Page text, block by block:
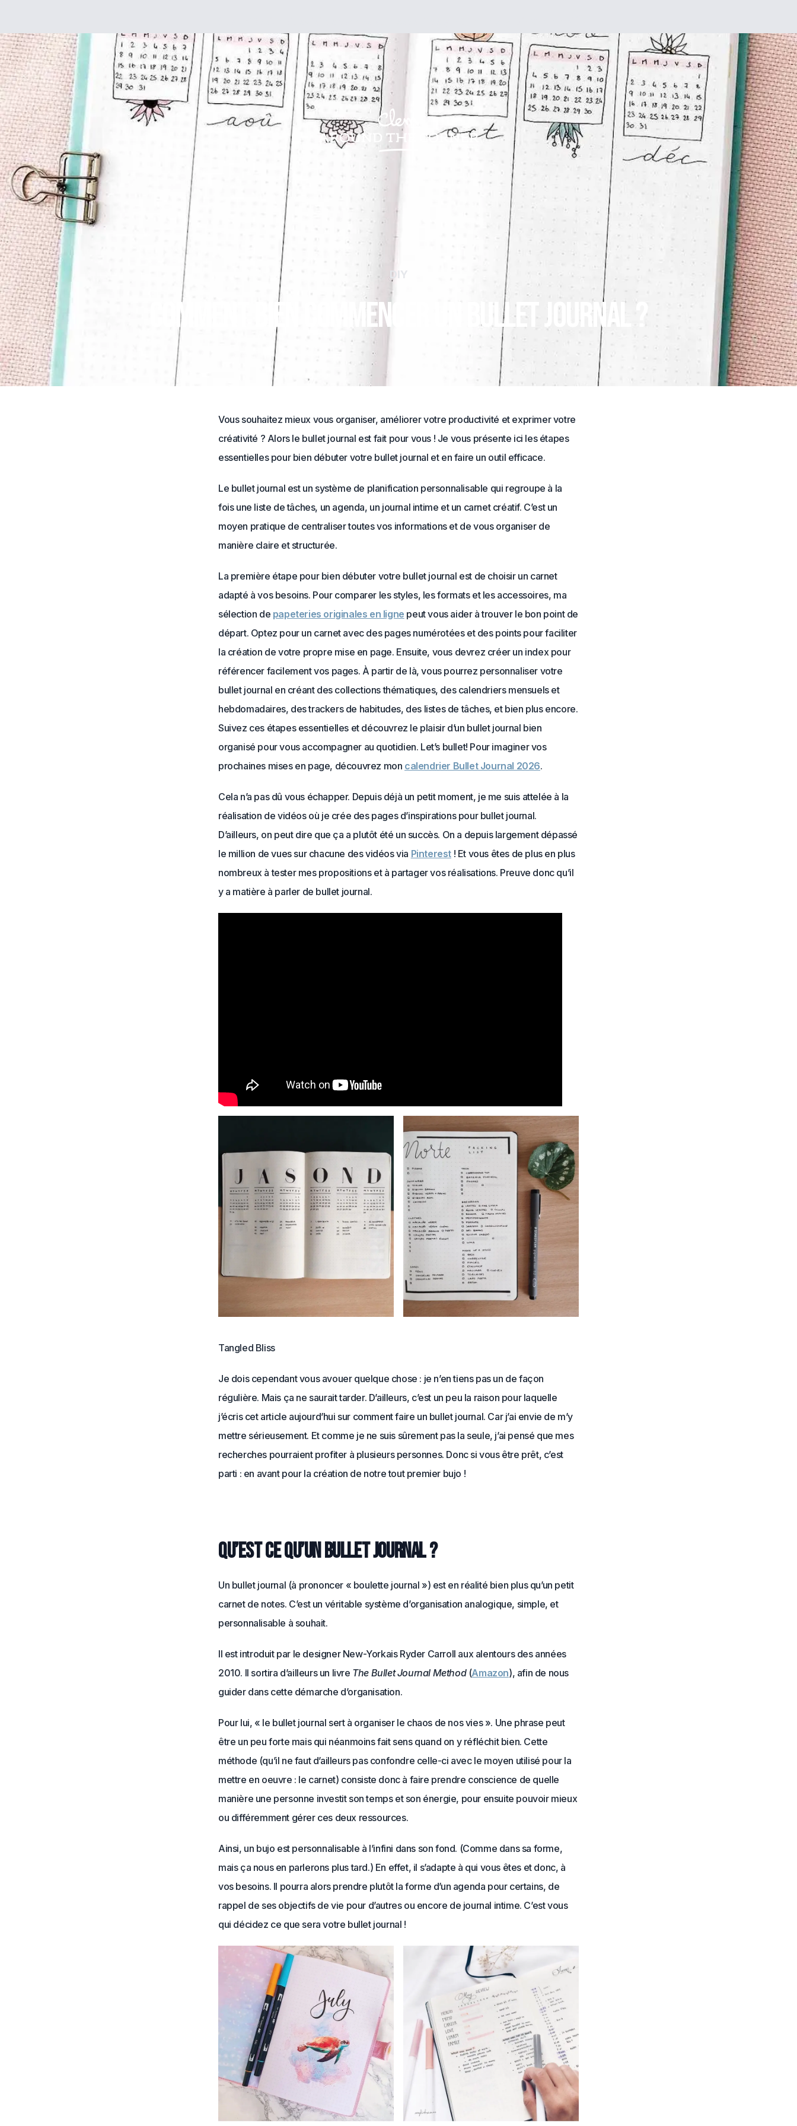
DIY
Comment bien commencer un bullet journal ?
Vous souhaitez mieux vous organiser, améliorer votre productivité et exprimer votre
créativité ? Alors le bullet journal est fait pour vous ! Je vous présente ici les étapes
essentielles pour bien débuter votre bullet journal et en faire un outil efficace.
Le bullet journal est un système de planification personnalisable qui regroupe à la
fois une liste de tâches, un agenda, un journal intime et un carnet créatif. C’est un
moyen pratique de centraliser toutes vos informations et de vous organiser de
manière claire et structurée.
La première étape pour bien débuter votre bullet journal est de choisir un carnet
adapté à vos besoins. Pour comparer les styles, les formats et les accessoires, ma
sélection de papeteries originales en ligne peut vous aider à trouver le bon point de
départ. Optez pour un carnet avec des pages numérotées et des points pour faciliter
la création de votre propre mise en page. Ensuite, vous devrez créer un index pour
référencer facilement vos pages. À partir de là, vous pourrez personnaliser votre
bullet journal en créant des collections thématiques, des calendriers mensuels et
hebdomadaires, des trackers de habitudes, des listes de tâches, et bien plus encore.
Suivez ces étapes essentielles et découvrez le plaisir d’un bullet journal bien
organisé pour vous accompagner au quotidien. Let’s bullet! Pour imaginer vos
prochaines mises en page, découvrez mon calendrier Bullet Journal 2026.
Cela n’a pas dû vous échapper. Depuis déjà un petit moment, je me suis attelée à la
réalisation de vidéos où je crée des pages d’inspirations pour bullet journal.
D’ailleurs, on peut dire que ça a plutôt été un succès. On a depuis largement dépassé
le million de vues sur chacune des vidéos via Pinterest ! Et vous êtes de plus en plus
nombreux à tester mes propositions et à partager vos réalisations. Preuve donc qu’il
y a matière à parler de bullet journal.
Tangled Bliss
Je dois cependant vous avouer quelque chose : je n’en tiens pas un de façon
régulière. Mais ça ne saurait tarder. D’ailleurs, c’est un peu la raison pour laquelle
j’écris cet article aujourd’hui sur comment faire un bullet journal. Car j’ai envie de m’y
mettre sérieusement. Et comme je ne suis sûrement pas la seule, j’ai pensé que mes
recherches pourraient profiter à plusieurs personnes. Donc si vous être prêt, c’est
parti : en avant pour la création de notre tout premier bujo !
Qu’est ce qu’un bullet journal ?
Un bullet journal (à prononcer « boulette journal ») est en réalité bien plus qu’un petit
carnet de notes. C’est un véritable système d’organisation analogique, simple, et
personnalisable à souhait.
Il est introduit par le designer New-Yorkais Ryder Carroll aux alentours des années
2010. Il sortira d’ailleurs un livre The Bullet Journal Method (Amazon), afin de nous
guider dans cette démarche d’organisation.
Pour lui, « le bullet journal sert à organiser le chaos de nos vies ». Une phrase peut
être un peu forte mais qui néanmoins fait sens quand on y réfléchit bien. Cette
méthode (qu’il ne faut d’ailleurs pas confondre celle-ci avec le moyen utilisé pour la
mettre en oeuvre : le carnet) consiste donc à faire prendre conscience de quelle
manière une personne investit son temps et son énergie, pour ensuite pouvoir mieux
ou différemment gérer ces deux ressources.
Ainsi, un bujo est personnalisable à l’infini dans son fond. (Comme dans sa forme,
mais ça nous en parlerons plus tard.) En effet, il s’adapte à qui vous êtes et donc, à
vos besoins. Il pourra alors prendre plutôt la forme d’un agenda pour certains, de
rappel de ses objectifs de vie pour d’autres ou encore de journal intime. C’est vous
qui décidez ce que sera votre bullet journal !